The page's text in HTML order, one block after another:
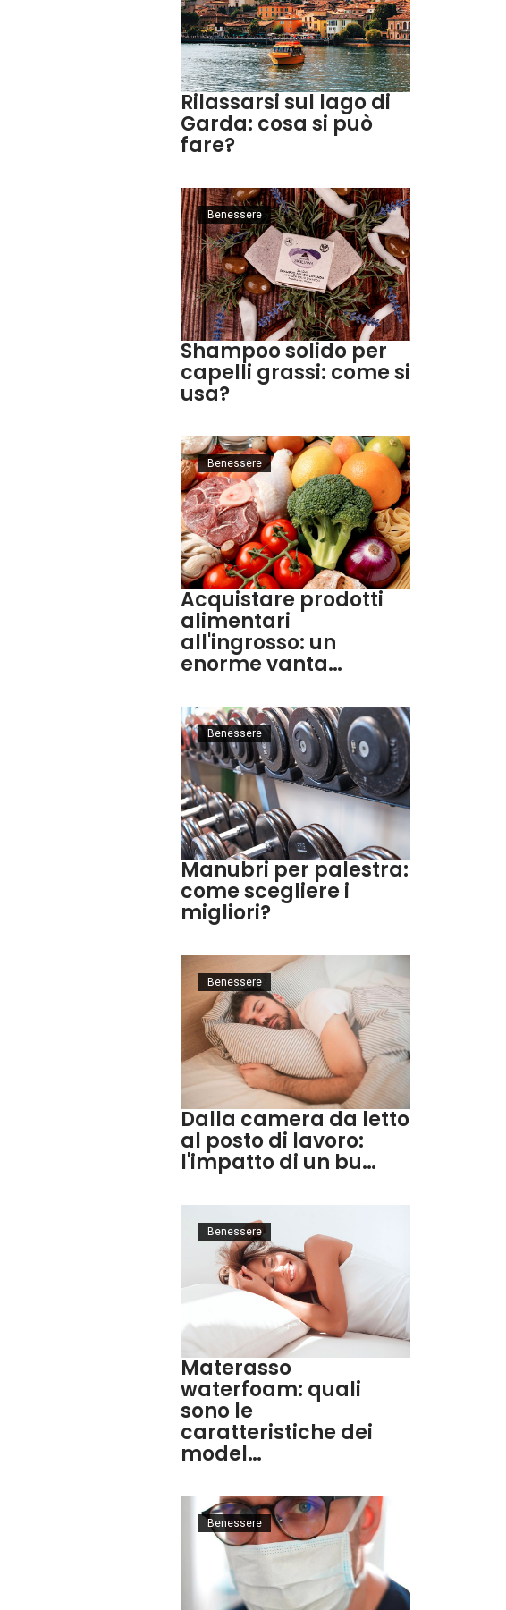
Rilassarsi sul lago di
Garda: cosa si può
fare?
Shampoo solido per
capelli grassi: come si
usa?
Benessere
Acquistare prodotti
alimentari
all'ingrosso: un
enorme vanta…
Benessere
Manubri per palestra:
come scegliere i
migliori?
Benessere
Dalla camera da letto
al posto di lavoro:
l'impatto di un bu…
Benessere
Materasso
waterfoam: quali
sono le
caratteristiche dei
model…
Benessere
Benessere